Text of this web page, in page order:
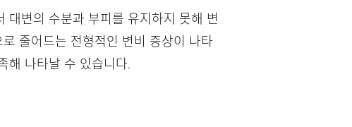
대변의 수분과 부피를 유지하지 못해 변
줄어드는 전형적인 변비 증상이 나타
해 나타날 수 있습니다.